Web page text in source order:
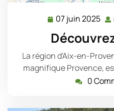
07 juin 2025 07
La région d'Aix-en-
magnifique Provence,
0